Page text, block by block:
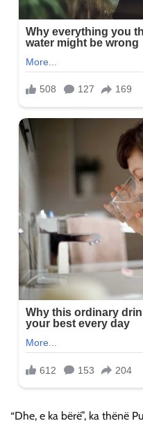
“Dhe, e ka bërë”, ka thënë